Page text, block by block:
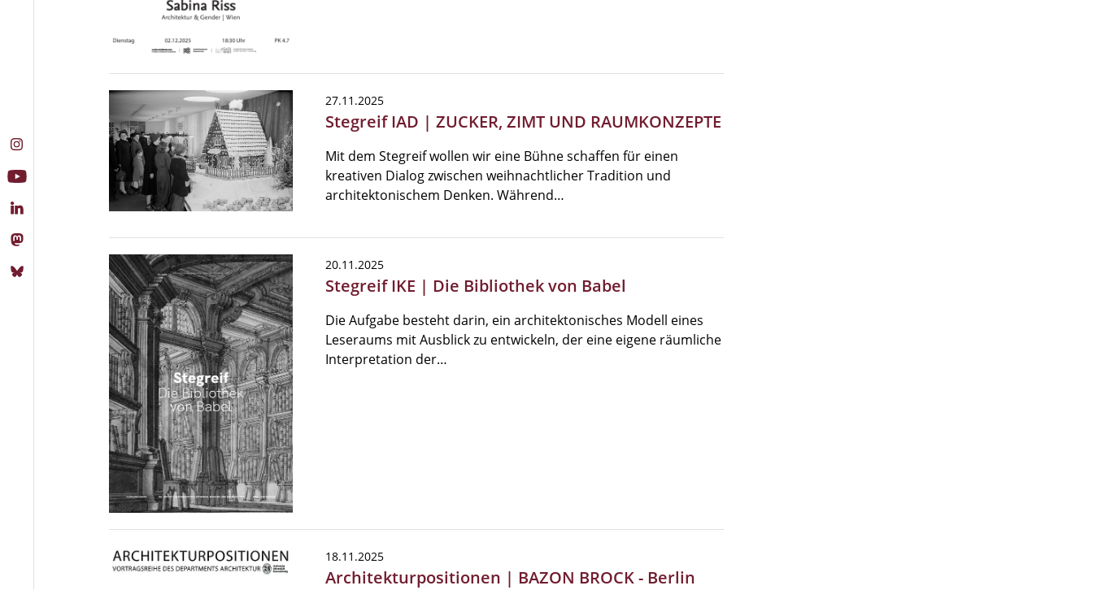
27.11.2025
Stegreif IAD | ZUCKER, ZIMT UND RAUMKONZEPTE
Mit dem Stegreif wollen wir eine Bühne schaffen für einen
kreativen Dialog zwischen weihnachtlicher Tradition und
architektonischem Denken. Während…
20.11.2025
Stegreif IKE | Die Bibliothek von Babel
Die Aufgabe besteht darin, ein architektonisches Modell eines
Leseraums mit Ausblick zu entwickeln, der eine eigene räumliche
Interpretation der…
18.11.2025
Architekturpositionen | BAZON BROCK - Berlin